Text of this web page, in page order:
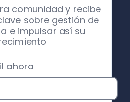
comunidad y recibe
sobre gestión de
e impulsar así su
ahora